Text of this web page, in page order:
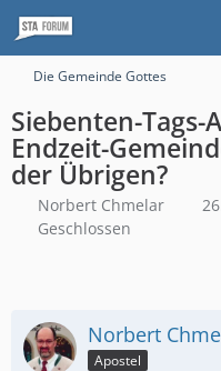
Die Gemeinde Gottes
Siebenten-Tags-
Endzeit-
der Übrigen?
Norbert Chmelar
Geschlossen
Norbert
Apostel